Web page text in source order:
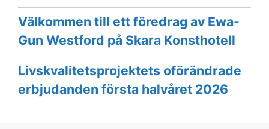
Välkommen till ett föredrag av Ewa-
Gun Westford på Skara Konsthotell
Livskvalitetsprojektets oförändrade
erbjudanden första halvåret 2026